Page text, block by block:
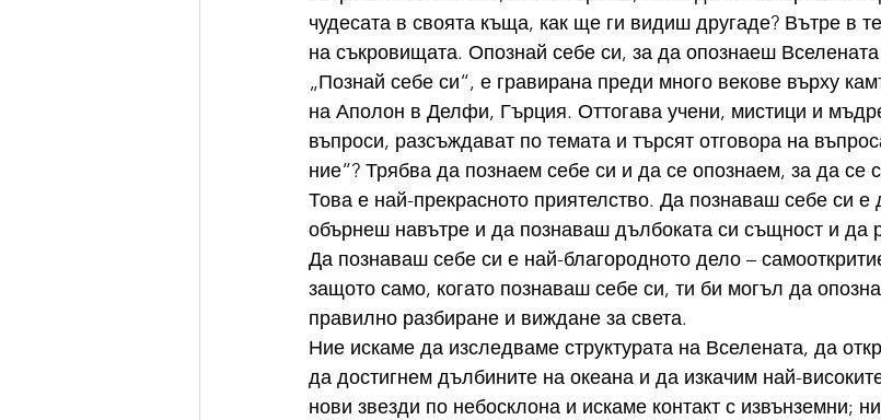
чудесата в своята къща, как ще ги видиш другаде? Вътре в
на съкровищата. Опознай себе си, за да опознаеш
„Познай себе си“, е гравирана преди много векове върху
на Аполон в Делфи, Гърция. Оттогава учени, мистици и
въпроси, разсъждават по темата и търсят отговора на
ние“? Трябва да познаем себе си и да се опознаем, за да се
Това е най-прекрасното приятелство. Да познаваш себе си е
обърнеш навътре и да познаваш дълбоката си същност и да
Да познаваш себе си е най-благородното дело –
защото само, когато познаваш себе си, ти би могъл да
правилно разбиране и виждане за света.
Ние искаме да изследваме структурата на Вселената, да
да достигнем дълбините на океана и да изкачим най-
нови звезди по небосклона и искаме контакт с извънземни;